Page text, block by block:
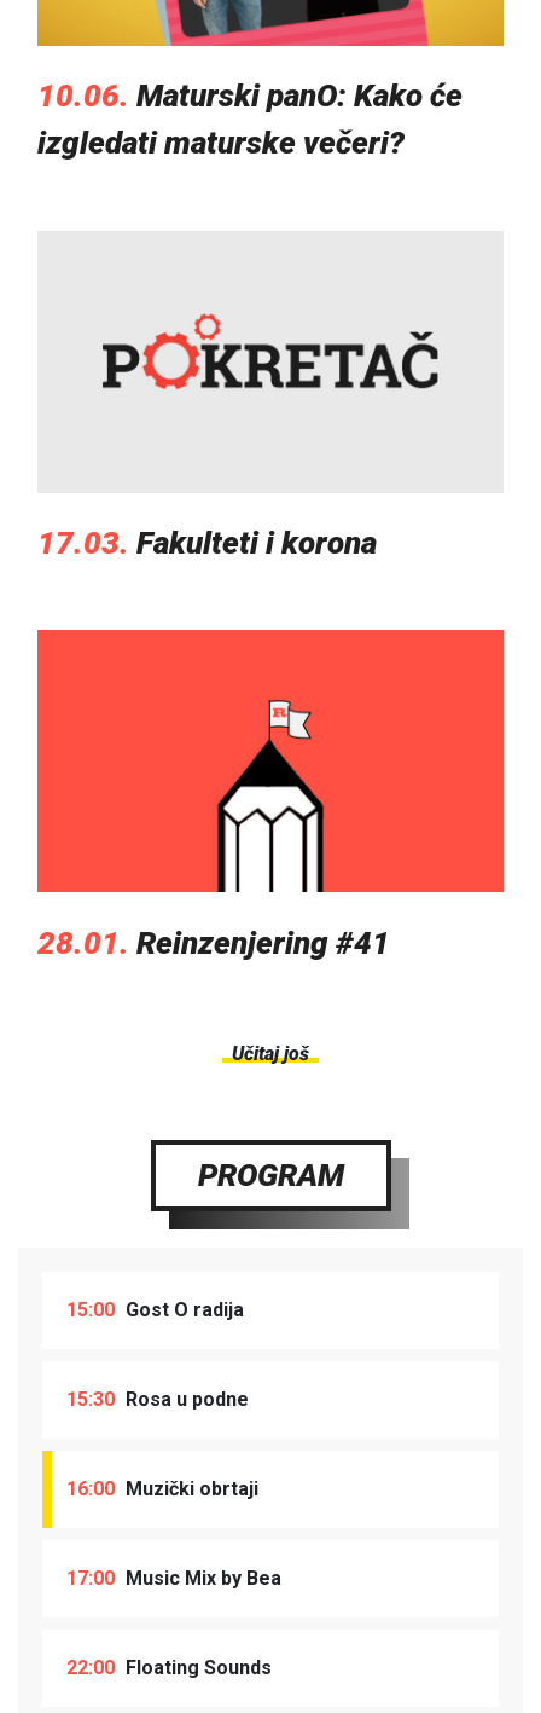
10.06. Maturski panO: Kako će
izgledati maturske večeri?
17.03. Fakulteti i korona
28.01. Reinzenjering #41
Učitaj još
PROGRAM
15:00 Gost O radija
15:30 Rosa u podne
16:00 Muzički obrtaji
17:00 Music Mix by Bea
22:00 Floating Sounds